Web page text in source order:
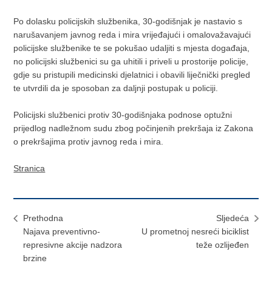
Po dolasku policijskih službenika, 30-godišnjak je nastavio s
narušavanjem javnog reda i mira vrijeđajući i omalovažavajući
policijske službenike te se pokušao udaljiti s mjesta događaja,
no policijski službenici su ga uhitili i priveli u prostorije policije,
gdje su pristupili medicinski djelatnici i obavili liječnički pregled
te utvrdili da je sposoban za daljnji postupak u policiji.
Policijski službenici protiv 30-godišnjaka podnose optužni
prijedlog nadležnom sudu zbog počinjenih prekršaja iz Zakona
o prekršajima protiv javnog reda i mira.
Stranica
Prethodna
Najava preventivno-
represivne akcije nadzora
brzine
Sljedeća
U prometnoj nesreći biciklist
teže ozlijeđen